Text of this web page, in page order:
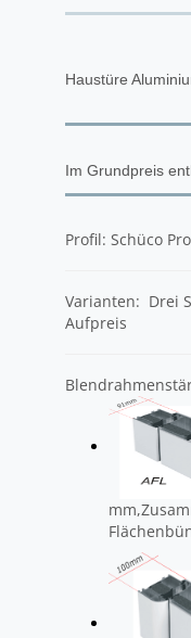
Haustüre
Im Grundpreis
Profil: Schüco
Varianten: Drei
Aufpreis